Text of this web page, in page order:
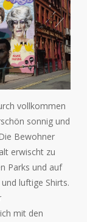
vollkommen
sonnig und
Bewohner
erwischt zu
Parks und auf
luftige Shirts.
mit den